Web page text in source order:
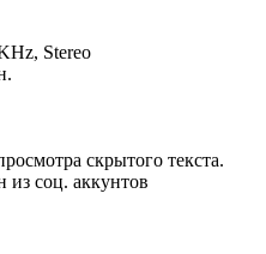
Stereo
скрытого текста.
из соц. аккунтов